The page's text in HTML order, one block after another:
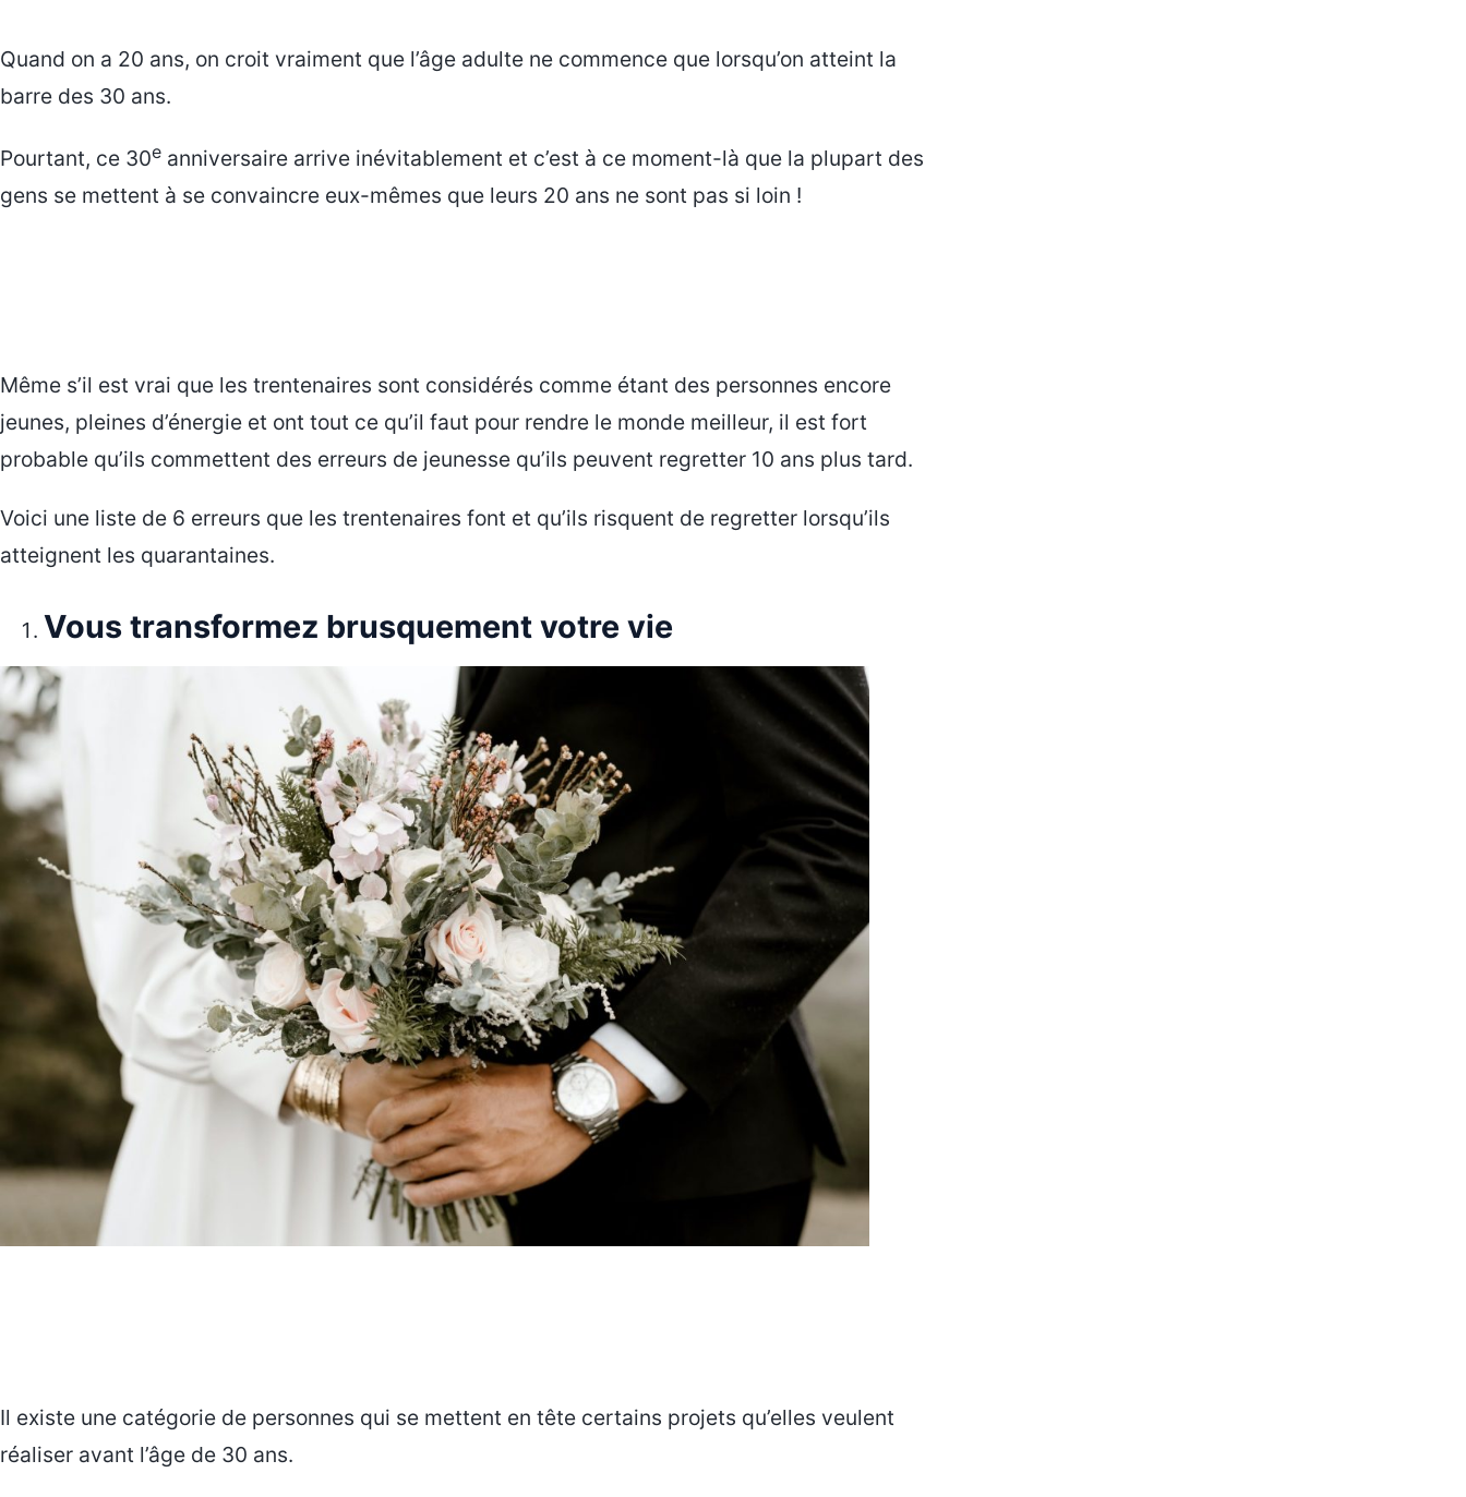
Quand on a 20 ans, on croit vraiment que l’âge adulte ne commence que lorsqu’on atteint la
barre des 30 ans.
Pourtant, ce 30e anniversaire arrive inévitablement et c’est à ce moment-là que la plupart des
gens se mettent à se convaincre eux-mêmes que leurs 20 ans ne sont pas si loin !
Même s’il est vrai que les trentenaires sont considérés comme étant des personnes encore
jeunes, pleines d’énergie et ont tout ce qu’il faut pour rendre le monde meilleur, il est fort
probable qu’ils commettent des erreurs de jeunesse qu’ils peuvent regretter 10 ans plus tard.
Voici une liste de 6 erreurs que les trentenaires font et qu’ils risquent de regretter lorsqu’ils
atteignent les quarantaines.
Vous transformez brusquement votre vie
Il existe une catégorie de personnes qui se mettent en tête certains projets qu’elles veulent
réaliser avant l’âge de 30 ans.